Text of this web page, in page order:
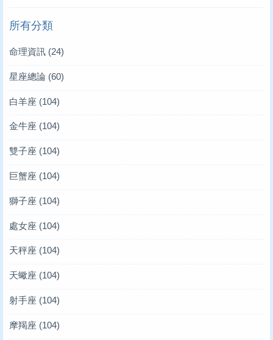
所有分類
命理資訊 (24)
星座總論 (60)
白羊座 (104)
金牛座 (104)
雙子座 (104)
巨蟹座 (104)
獅子座 (104)
處女座 (104)
天秤座 (104)
天蠍座 (104)
射手座 (104)
摩羯座 (104)